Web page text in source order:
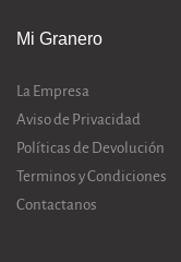
Mi Granero
La Empresa
Aviso de Privacidad
Políticas de Devolución
Terminos y Condiciones
Contactanos